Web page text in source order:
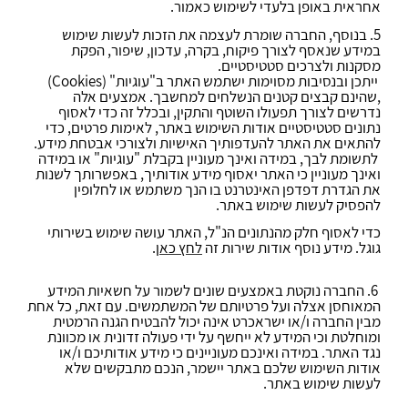
אחראית באופן בלעדי לשימוש כאמור.
5. בנוסף, החברה שומרת לעצמה את הזכות לעשות שימוש
במידע שנאסף לצורך פיקוח, בקרה, עדכון, שיפור, הפקת
מסקנות ולצרכים סטטיסטיים.
ייתכן ובנסיבות מסוימות ישתמש האתר ב"עוגיות" (Cookies
)
,שהינם קבצים קטנים הנשלחים למחשבך. אמצעים אלה
נדרשים לצורך תפעולו השוטף והתקין, ובכלל זה כדי לאסוף
נתונים סטטיסטיים אודות השימוש באתר, לאימות פרטים, כדי
להתאים את האתר להעדפותיך האישיות ולצורכי אבטחת מידע.
לתשומת לבך, במידה ואינך מעוניין בקבלת "עוגיות" או במידה
ואינך מעוניין כי האתר יאסוף מידע אודותיך, באפשרותך לשנות
את הגדרת דפדפן האינטרנט בו הנך משתמש או לחלופין
להפסיק לעשות שימוש באתר.
כדי לאסוף חלק מהנתונים הנ"ל, האתר עושה שימוש בשירותי
גוגל. מידע נוסף אודות שירות זהלחץ כאן.
6. החברה נוקטת באמצעים שונים לשמור על חשאיות המידע
המאוחסן אצלה ועל פרטיותם של המשתמשים. עם זאת, כל אחת
מבין החברה ו/או ישראכרט אינה יכול להבטיח הגנה הרמטית
ומוחלטת וכי המידע לא ייחשף על ידי פעולה זדונית או מכוונת
נגד האתר. במידה ואינכם מעוניינים כי מידע אודותיכם ו/או
אודות השימוש שלכם באתר יישמר, הנכם מתבקשים שלא
לעשות שימוש באתר.